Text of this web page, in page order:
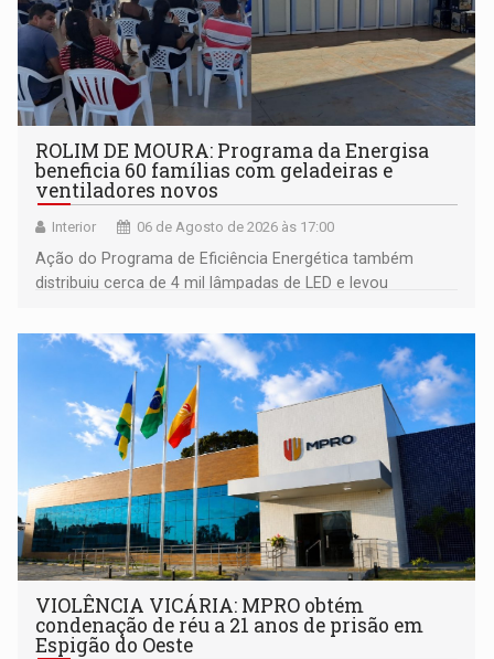
ROLIM DE MOURA: Programa da Energisa
beneficia 60 famílias com geladeiras e
ventiladores novos
Interior 06 de Agosto de 2026 às 17:00
Ação do Programa de Eficiência Energética também
distribuiu cerca de 4 mil lâmpadas de LED e levou
comunidade
VIOLÊNCIA VICÁRIA: MPRO obtém
condenação de réu a 21 anos de prisão em
Espigão do Oeste